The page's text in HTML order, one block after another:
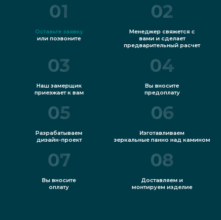
01
Оставьте заявку
или позвоните
02
Менеджер свяжется с
вами и сделает
предварительный расчет
03
Наш замерщик
приезжает к вам
04
Вы вносите
предоплату
05
Разрабатываем
дизайн-проект
06
Изготавливаем
зеркальные панно над камином
07
Вы вносите
оплату
08
Доставляем и
монтируем изделие